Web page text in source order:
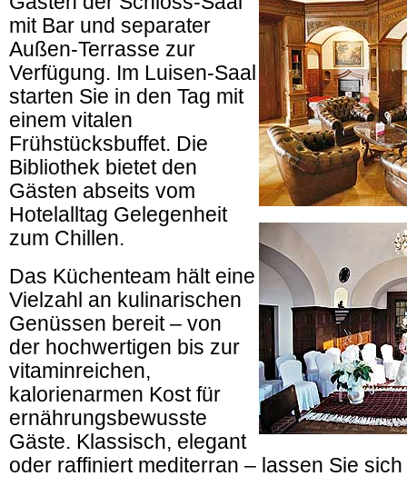
mit Bar und separater
Außen-Terrasse zur
Verfügung. Im Luisen-Saal
starten Sie in den Tag mit
einem vitalen
Frühstücksbuffet. Die
Bibliothek bietet den
Gästen abseits vom
Hotelalltag Gelegenheit
zum Chillen.
Das Küchenteam hält eine
Vielzahl an kulinarischen
Genüssen bereit – von
der hochwertigen bis zur
vitaminreichen,
kalorienarmen Kost für
ernährungsbewusste
Gäste. Klassisch, elegant
oder raffiniert mediterran – lassen Sie